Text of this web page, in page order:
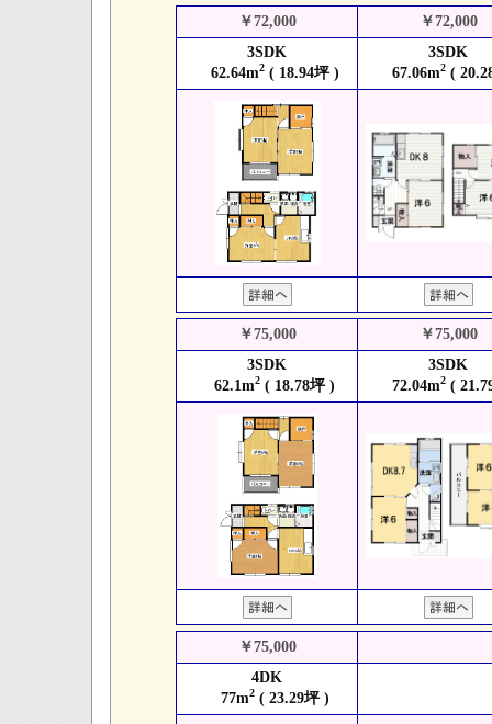
￥72,000
￥72,000
3SDK
62.64m2( 18.94坪 )
3SDK
67.06m2(
￥75,000
￥75,000
3SDK
62.1m2 ( 18.78坪 )
3SDK
72.04m2(
￥75,000
4DK
77m2( 23.29坪 )